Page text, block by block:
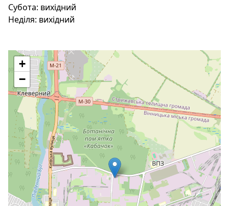
Субота: вихідний
Неділя: вихідний
+
−